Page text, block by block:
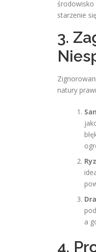
środowisko
starzenie
3.
natury
a
4.